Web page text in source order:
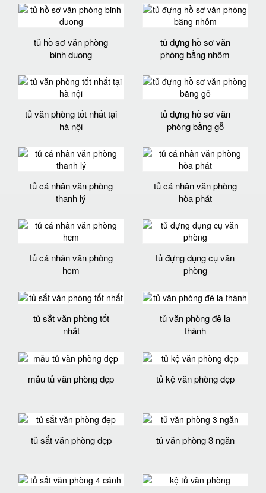
tủ hồ sơ văn phòng
binh duong
tủ đựng hồ sơ văn
phòng bằng nhôm
tủ văn phòng tốt nhất tại
hà nội
tủ đựng hồ sơ văn
phòng bằng gỗ
tủ cá nhân văn phòng
thanh lý
tủ cá nhân văn phòng
hòa phát
tủ cá nhân văn phòng
hcm
tủ đựng dụng cụ văn
phòng
tủ sắt văn phòng tốt
nhất
tủ văn phòng đê la
thành
mẫu tủ văn phòng đẹp tủ kệ văn phòng đẹp
tủ sắt văn phòng đẹp tủ văn phòng 3 ngăn